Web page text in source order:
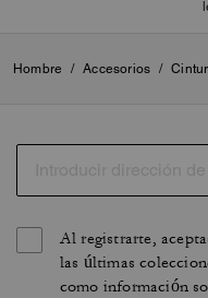
Hombre / Accesorios /
Al registrarte,
las últimas
como información